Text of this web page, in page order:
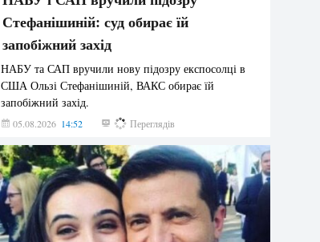
Стефанішиній: суд обирає їй
запобіжний захід
НАБУ та САП вручили нову підозру експосолці в
США Ользі Стефанішиній, ВАКС обирає їй
запобіжний захід.
05.08.2026 14:52 145 Переглядів